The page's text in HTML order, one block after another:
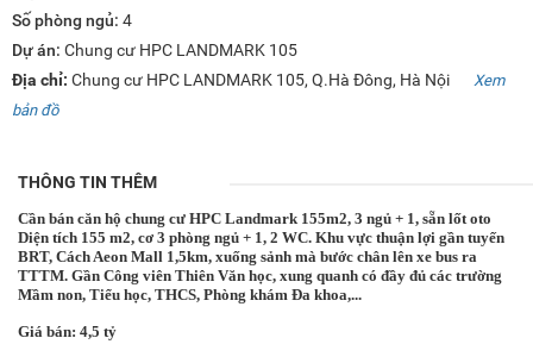
Số phòng ngủ: 4
Dự án: Chung cư HPC LANDMARK 105
Địa chỉ: Chung cư HPC LANDMARK 105, Q.Hà Đông, Hà Nội
Xem
bản đồ
THÔNG TIN THÊM
Cần bán căn hộ chung cư HPC Landmark 155m2, 3 ngủ + 1, sẵn lốt oto
Diện tích 155 m2, cơ 3 phòng ngủ + 1, 2 WC. Khu vực thuận lợi gần tuyến
BRT, Cách Aeon Mall 1,5km, xuống sảnh mà bước chân lên xe bus ra
TTTM. Gần Công viên Thiên Văn học, xung quanh có đầy đủ các trường
Mầm non, Tiểu học, THCS, Phòng khám Đa khoa,...
Giá bán: 4,5 tỷ